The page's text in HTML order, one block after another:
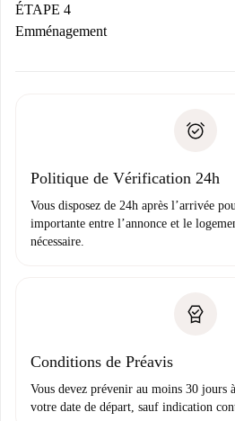
contact avec le propriétaire.
Si refusé : aucun prélèvement
Justificatif de solvabilité
ÉTAPE 4
Emménagement
uniquement si aucun problème
Politique de Vérification 24h
Vous disposez de 24h après l’arrivée
importante entre l’annonce et le
nécessaire.
Conditions de Préavis
Vous devez prévenir au moins 30 jours
votre date de départ, sauf indication